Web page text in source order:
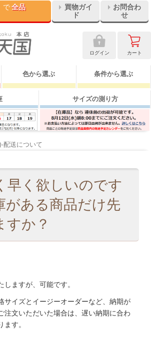
で全品
買物ガイ
ド
お問合わ
せ
ログイン カート
色から選ぶ 条件から選ぶ
サイズの測り方
配送について
早く欲しいのです
がある商品だけ先
すか？
しますが、可能です。
サイズとイージーオーダーなど、納期が
注文いただいた場合は、遅い納期に合わ
す。